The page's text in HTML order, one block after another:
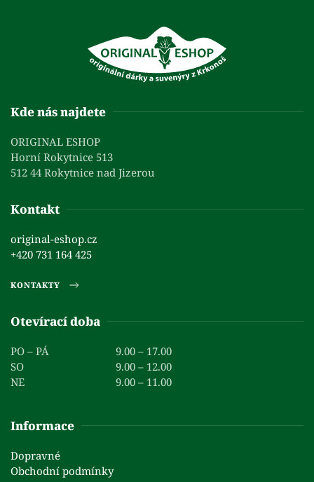
Kde nás najdete
ORIGINAL ESHOP
Horní Rokytnice 513
512 44 Rokytnice nad Jizerou
Kontakt
original-eshop.cz
+420 731 164 425
KONTAKTY
Otevírací doba
PO – PÁ
9.00 – 17.00
SO
9.00 – 12.00
NE
9.00 – 11.00
Informace
Dopravné
Obchodní podmínky